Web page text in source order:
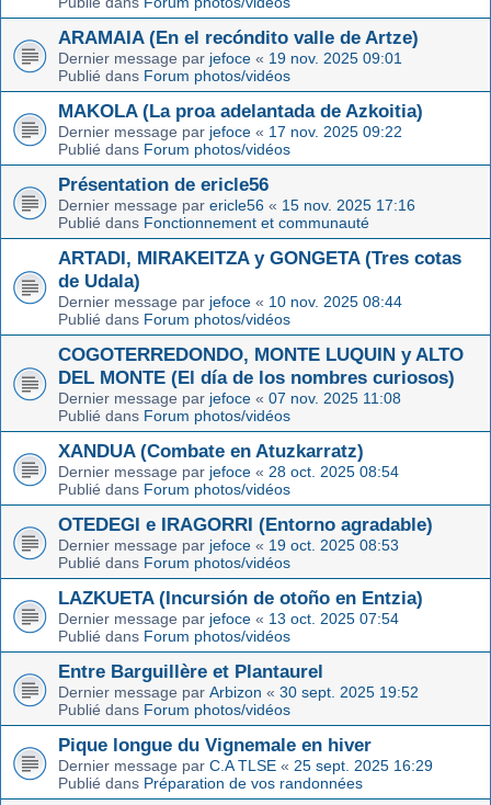
ARAMAIA (En el recóndito valle de Artze)
Dernier message par jefoce « 19 nov. 2025 09:01
Publié dans Forum photos/vidéos
MAKOLA (La proa adelantada de Azkoitia)
Dernier message par jefoce « 17 nov. 2025 09:22
Publié dans Forum photos/vidéos
Présentation de ericle56
Dernier message par ericle56 « 15 nov. 2025 17:16
Publié dans Fonctionnement et communauté
ARTADI, MIRAKEITZA y GONGETA (Tres cotas
de Udala)
Dernier message par jefoce « 10 nov. 2025 08:44
Publié dans Forum photos/vidéos
COGOTERREDONDO, MONTE LUQUIN y ALTO
DEL MONTE (El día de los nombres curiosos)
Dernier message par jefoce « 07 nov. 2025 11:08
Publié dans Forum photos/vidéos
XANDUA (Combate en Atuzkarratz)
Dernier message par jefoce « 28 oct. 2025 08:54
Publié dans Forum photos/vidéos
OTEDEGI e IRAGORRI (Entorno agradable)
Dernier message par jefoce « 19 oct. 2025 08:53
Publié dans Forum photos/vidéos
LAZKUETA (Incursión de otoño en Entzia)
Dernier message par jefoce « 13 oct. 2025 07:54
Publié dans Forum photos/vidéos
Entre Barguillère et Plantaurel
Dernier message par Arbizon « 30 sept. 2025 19:52
Publié dans Forum photos/vidéos
Pique longue du Vignemale en hiver
Dernier message par C.A TLSE « 25 sept. 2025 16:29
Publié dans Préparation de vos randonnées